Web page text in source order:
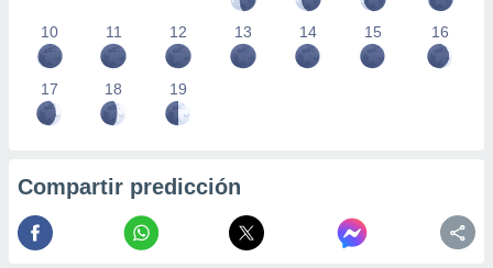
10 11 12 13 14 15 16
17 18 19
Compartir predicción